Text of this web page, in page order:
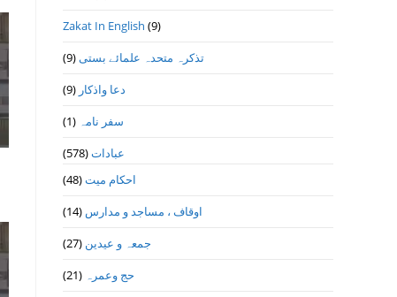
Zakat In English (9)
تذكرہ متحدہ علمائے بستى(9)
دعا واذكار (9)
سفر نامہ (1)
عبادات(578)
احکام میت(48)
اوقاف ، مساجد و مدارس (14)
جمعہ و عیدین (27)
حج وعمرہ (21)